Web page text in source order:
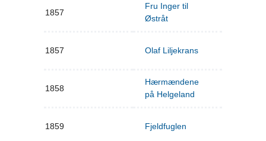
1857
Fru Inger til
Østråt
1857 Olaf Liljekrans
1858
Hærmændene
på Helgeland
1859 Fjeldfuglen